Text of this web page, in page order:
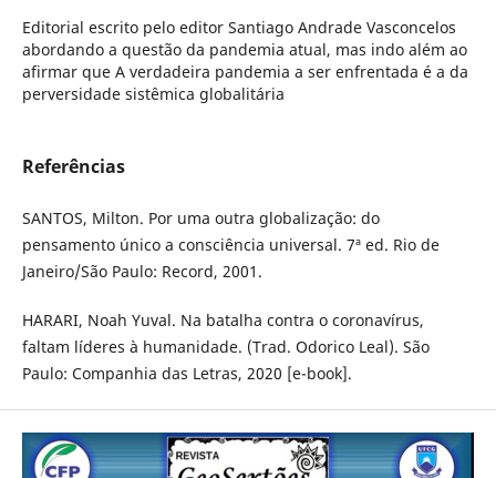
Editorial escrito pelo editor Santiago Andrade Vasconcelos
abordando a questão da pandemia atual, mas indo além ao
afirmar que A verdadeira pandemia a ser enfrentada é a da
perversidade sistêmica globalitária
Referências
SANTOS, Milton. Por uma outra globalização: do
pensamento único a consciência universal. 7ª ed. Rio de
Janeiro/São Paulo: Record, 2001.
HARARI, Noah Yuval. Na batalha contra o coronavírus,
faltam líderes à humanidade. (Trad. Odorico Leal). São
Paulo: Companhia das Letras, 2020 [e-book].